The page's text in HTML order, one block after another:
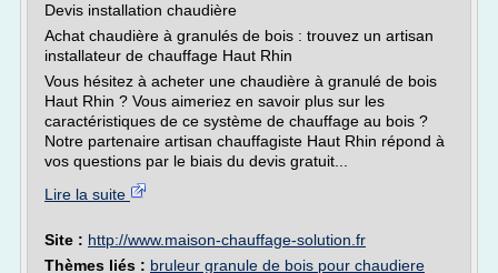
Devis installation chaudière
Achat chaudière à granulés de bois : trouvez un artisan
installateur de chauffage Haut Rhin
Vous hésitez à acheter une chaudière à granulé de bois
Haut Rhin ? Vous aimeriez en savoir plus sur les
caractéristiques de ce système de chauffage au bois ?
Notre partenaire artisan chauffagiste Haut Rhin répond à
vos questions par le biais du devis gratuit...
Lire la suite
Site : http://www.maison-chauffage-solution.fr
Thèmes liés : bruleur granule de bois pour chaudiere